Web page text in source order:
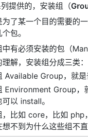
提供的，安装组（
为了某一个目的需要
包。
中有必须安装的包（
解，安装组分成三类：
Available Group，就是
Environment Group，
以 install。
，比如 core，比如 php
不到为什么这些组不